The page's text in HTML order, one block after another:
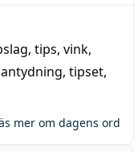
, tips, vink,
tipset,
mer om dagens ord